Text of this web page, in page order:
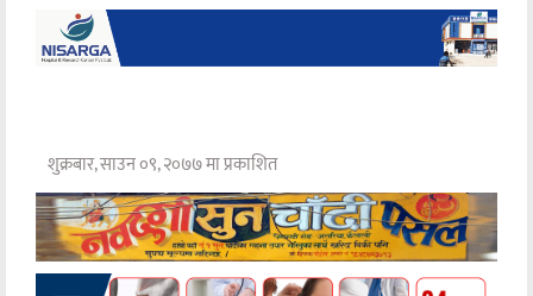
शुक्रबार, साउन ०९, २०७७ मा प्रकाशित